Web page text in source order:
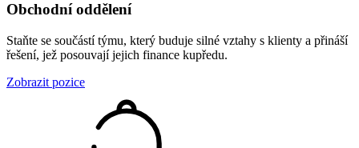
Obchodní oddělení
Staňte se součástí týmu, který buduje silné vztahy s klienty a přináší
řešení, jež posouvají jejich finance kupředu.
Zobrazit pozice